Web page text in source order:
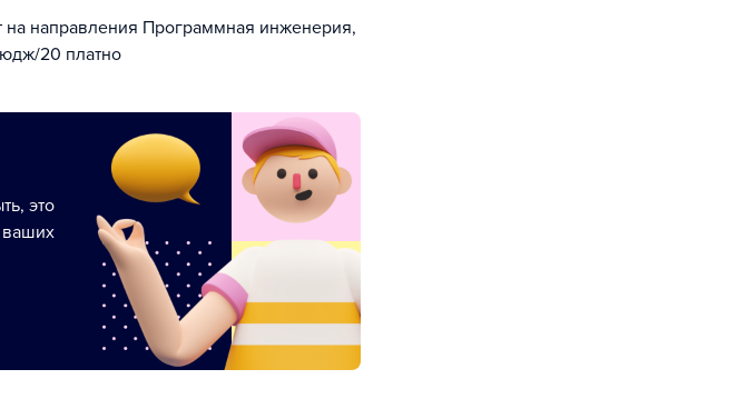
направления Программная инженерия,
20 платно
это
ваших